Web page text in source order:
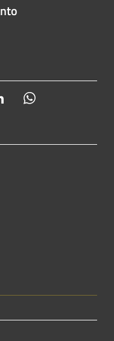
LinkedIn